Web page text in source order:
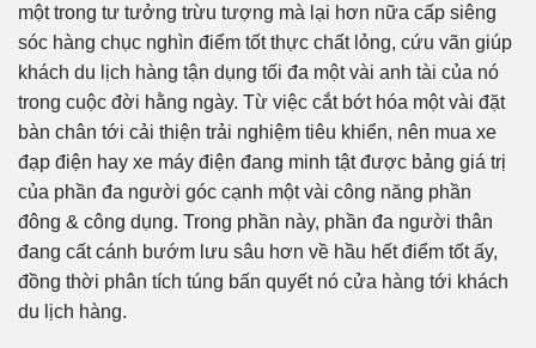
một trong tư tưởng trừu tượng mà lại hơn nữa cấp siêng
sóc hàng chục nghìn điểm tốt thực chất lỏng, cứu vãn giúp
khách du lịch hàng tận dụng tối đa một vài anh tài của nó
trong cuộc đời hằng ngày. Từ việc cắt bớt hóa một vài đặt
bàn chân tới cải thiện trải nghiệm tiêu khiển, nên mua xe
đạp điện hay xe máy điện đang minh tật được bảng giá trị
của phần đa người góc cạnh một vài công năng phần
đông & công dụng. Trong phần này, phần đa người thân
đang cất cánh bướm lưu sâu hơn về hầu hết điểm tốt ấy,
đồng thời phân tích túng bấn quyết nó cửa hàng tới khách
du lịch hàng.